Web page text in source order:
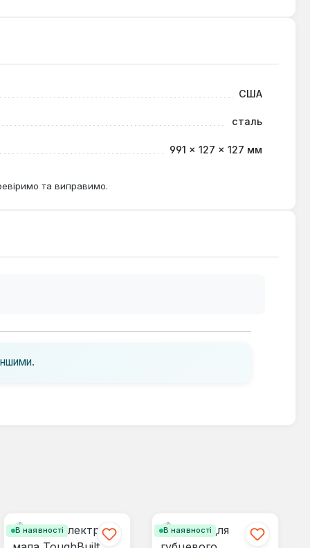
мобільність та стійкість обладнання.
США
сталь
991 × 127 × 127 мм
та виправимо.
В наявності В наявності